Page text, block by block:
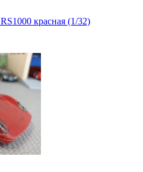
красная (1/32)